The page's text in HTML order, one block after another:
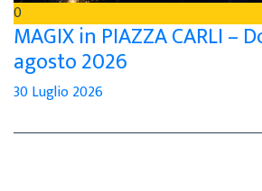
0
MAGIX in PIAZZA CARLI –
agosto 2026
30 Luglio 2026